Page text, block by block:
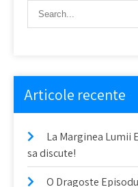
Articole recente
La Marginea Lumii
sa discute!
O Dragoste